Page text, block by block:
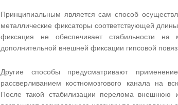
Принципиальным является сам способ
металлические фиксаторы соответствующей
фиксация не обеспечивает стабильности
дополнительной внешней фиксации гипсовой
Другие способы предусматривают
рассверливанием костномозгового канала на
После такой стабилизации перелома